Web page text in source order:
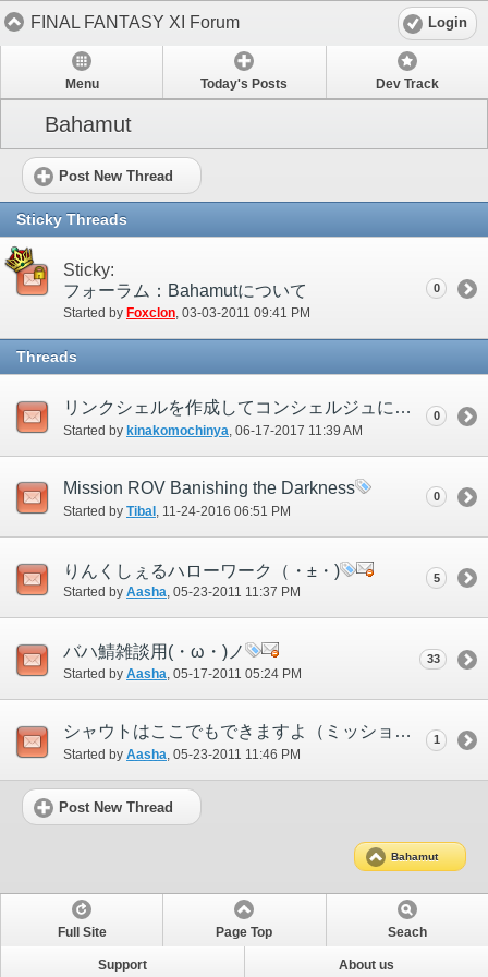
FINAL FANTASY XI Forum Login
Menu Today's Posts Dev Track
Bahamut
Post New Thread
Sticky Threads
Sticky:
フォーラム：Bahamutについて
Started by Foxclon‎, 03-03-2011 09:41 PM
0
Threads
リンクシェルを作成してコンシェルジュに預けています
Started by kinakomochinya ‎, 06-17-2017 11:39 AM
0
Mission ROV Banishing the Darkness
Started by Tibal ‎, 11-24-2016 06:51 PM
0
りんくしぇるハローワーク（・±・)
Started by Aasha‎, 05-23-2011 11:37 PM
5
バハ鯖雑談用(・ω・)ノ
Started by Aasha ‎, 05-17-2011 05:24 PM
33
シャウトはここでもできますよ（ミッション、クエストなど色々）
Started by Aasha‎, 05-23-2011 11:46 PM
1
Post New Thread
Bahamut
Full Site Page Top Seach
Support About us